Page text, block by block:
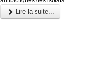
Lire la suite...